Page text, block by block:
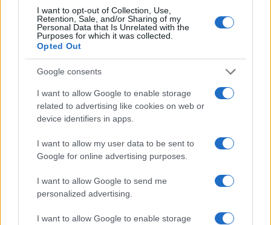
I want to opt-out of Collection, Use,
Retention, Sale, and/or Sharing of my
Personal Data that Is Unrelated with the
Purposes for which it was collected.
Opted Out
Google consents
I want to allow Google to enable storage
related to advertising like cookies on web or
device identifiers in apps.
I want to allow my user data to be sent to
Google for online advertising purposes.
I want to allow Google to send me
personalized advertising.
I want to allow Google to enable storage
Guía para comparar créditos: TIN, TAE y comisiones
Marta Ruiz · 8 Ago 2026